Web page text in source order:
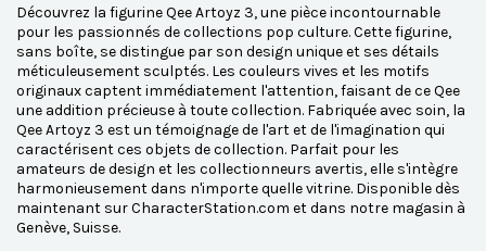
Découvrez la figurine Qee Artoyz 3, une pièce incontournable
pour les passionnés de collections pop culture. Cette figurine,
sans boîte, se distingue par son design unique et ses détails
méticuleusement sculptés. Les couleurs vives et les motifs
originaux captent immédiatement l'attention, faisant de ce Qee
une addition précieuse à toute collection. Fabriquée avec soin, la
Qee Artoyz 3 est un témoignage de l'art et de l'imagination qui
caractérisent ces objets de collection. Parfait pour les
amateurs de design et les collectionneurs avertis, elle s'intègre
harmonieusement dans n'importe quelle vitrine. Disponible dès
maintenant sur CharacterStation.com et dans notre magasin à
Genève, Suisse.